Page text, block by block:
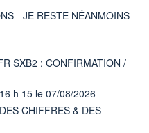
- JE RESTE NÉANMOINS
SXB2 : CONFIRMATION /
h 15 le 07/08/2026
CHIFFRES & DES